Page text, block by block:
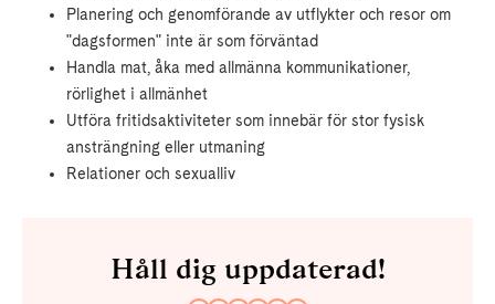
Planering och genomförande av utflykter och resor om
"dagsformen" inte är som förväntad
Handla mat, åka med allmänna kommunikationer,
rörlighet i allmänhet
Utföra fritidsaktiviteter som innebär för stor fysisk
ansträngning eller utmaning
Relationer och sexualliv
Håll dig uppdaterad!